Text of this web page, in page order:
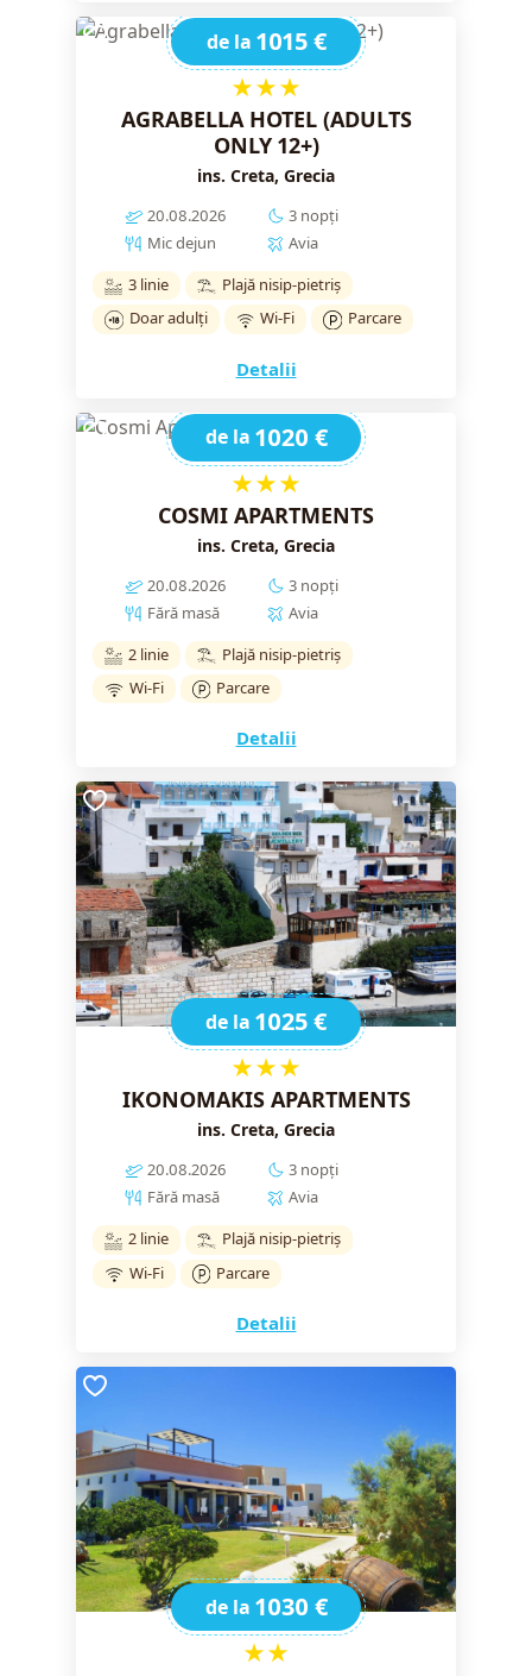
de la 1015 €
★★★
AGRABELLA HOTEL (ADULTS
ONLY 12+)
ins. Creta, Grecia
20.08.2026
3 nopți
Mic dejun
Avia
3 linie
Plajă nisip-pietriș
Doar adulți
Wi-Fi Parcare
Detalii
de la 1020 €
★★★
COSMI APARTMENTS
ins. Creta, Grecia
20.08.2026
3 nopți
Fără masă
Avia
2 linie
Plajă nisip-pietriș
Wi-Fi
Parcare
Detalii
de la 1025 €
★★★
IKONOMAKIS APARTMENTS
ins. Creta, Grecia
20.08.2026
3 nopți
Fără masă
Avia
2 linie
Plajă nisip-pietriș
Wi-Fi
Parcare
Detalii
de la 1030 €
★★